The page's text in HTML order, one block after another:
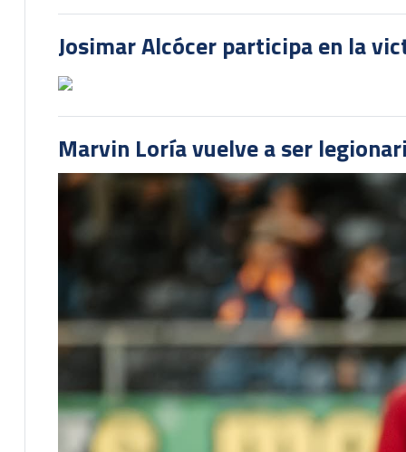
Josimar Alcócer participa en la
Marvin Loría vuelve a ser